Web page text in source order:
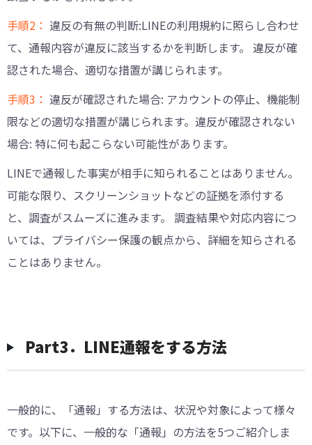
手順2： 違反の有無の判断:LINEの利用規約に照らし合わせ
て、通報内容が違反に該当するかを判断します。 違反が確
認された場合、適切な措置が講じられます。
手順3： 違反が確認された場合: アカウントの停止、機能制
限などの適切な措置が講じられます。違反が確認されない
場合: 特に何も起こらない可能性があります。
LINEで通報した事実が相手に知られることはありません。
可能な限り、スクリーンショットなどの証拠を添付する
と、調査がスムーズに進みます。 調査結果や対応内容につ
いては、プライバシー保護の観点から、詳細を知らされる
ことはありません。
Part3．LINE通報をする方法
一般的に、「通報」する方法は、状況や対象によって様々
です。以下に、一般的な「通報」の方法を5つご紹介しま